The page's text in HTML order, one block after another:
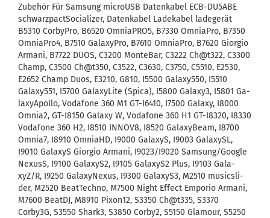
Zu­be­hör Für Sam­sung mi­croUSB Da­ten­ka­bel ECB-​DU5ABE
schwarz­pact­So­cia­li­zer, Da­ten­ka­bel La­de­ka­bel la­de­ge­rät
B5310 Cor­by­Pro, B6520 OmniaPRO5, B7330 Om­nia­Pro, B7350
OmniaPro4, B7510 Ga­la­xy­Pro, B7610 Om­nia­Pro, B7620 Gi­or­gio
Ar­ma­ni, B7722 DUOS, C3200 Mon­te­Bar, C3222 Ch@t322, C3300
Champ, C3500 Ch@t350, C3522, C3630, C3750, C5510, E2530,
E2652 Champ Duos, E3210, G810, I5500 Galaxy550, I5510
Galaxy551, I5700 Ga­la­xy­Li­te (Spica), I5800 Galaxy3, I5801 Ga­
la­xyA­pol­lo, Vo­da­fone 360 M1 GT-​I6410, I7500 Ga­la­xy, I8000
Omnia2, GT-​I8150 Ga­la­xy W, Vo­da­fone 360 H1 GT-​I8320, I8330
Vo­da­fone 360 H2, I8510 INNOV8, I8520 Ga­la­xy­Beam, I8700
Omnia7, I8910 Om­niaHD, I9000 Ga­la­xyS, I9003 Ga­la­xySL,
I9010 Ga­la­xyS Gi­or­gio Ar­ma­ni, I9023/I9020 Sam­sung/Goog­le
Ne­xusS, I9100 GalaxyS2, I9105 GalaxyS2 Plus, I9103 Ga­la­
xyZ/R, I9250 Ga­la­xyNe­xus, I9300 GalaxyS3, M2510 mu­sics­li­
der, M2520 Be­atTech­no, M7500 Night Ef­fect Em­po­rio Ar­ma­ni,
M7600 BeatDJ, M8910 Pixon12, S3350 Ch@t335, S3370
Corby3G, S3550 Shark3, S3850 Corby2, S5150 Gla­mour, S5250